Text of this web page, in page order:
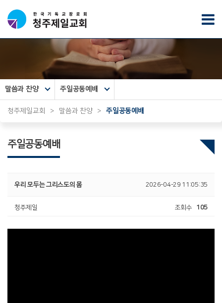
말씀과 찬양 주일공동예배
청주제일교회 > 말씀과 찬양 > 주일공동예배
주일공동예배
우리 모두는 그리스도의 몸 2026-04-29 11:05:35
청주제일 조회수 105